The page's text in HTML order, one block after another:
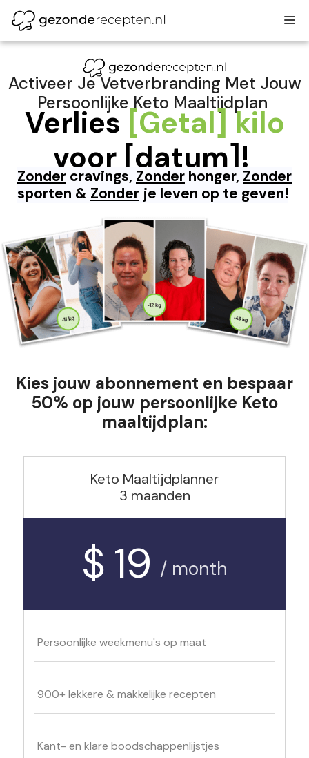
naar
de
Activeer Je Vetverbranding Met Jouw
Persoonlijke Keto Maaltijdplan
Verlies [Getal] kilo
voor [datum]!
Zonder cravings, Zonder honger, Zonder
sporten & Zonder je leven op te geven!
Kies jouw abonnement en bespaar
50% op jouw persoonlijke Keto
maaltijdplan:
Keto Maaltijdplanner
3 maanden
$ 19 / month
Persoonlijke weekmenu's op maat
900+ lekkere & makkelijke recepten
Kant- en klare boodschappenlijstjes